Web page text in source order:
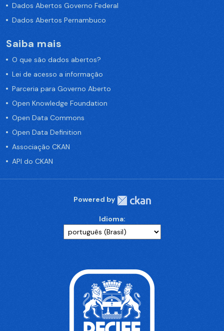
Dados Abertos Governo Federal
Dados Abertos Pernambuco
Saiba mais
O que são dados abertos?
Lei de acesso a informação
Parceria para Governo Aberto
Open Knowledge Foundation
Open Data Commons
Open Data Definition
Associação CKAN
API do CKAN
Powered by
Idioma